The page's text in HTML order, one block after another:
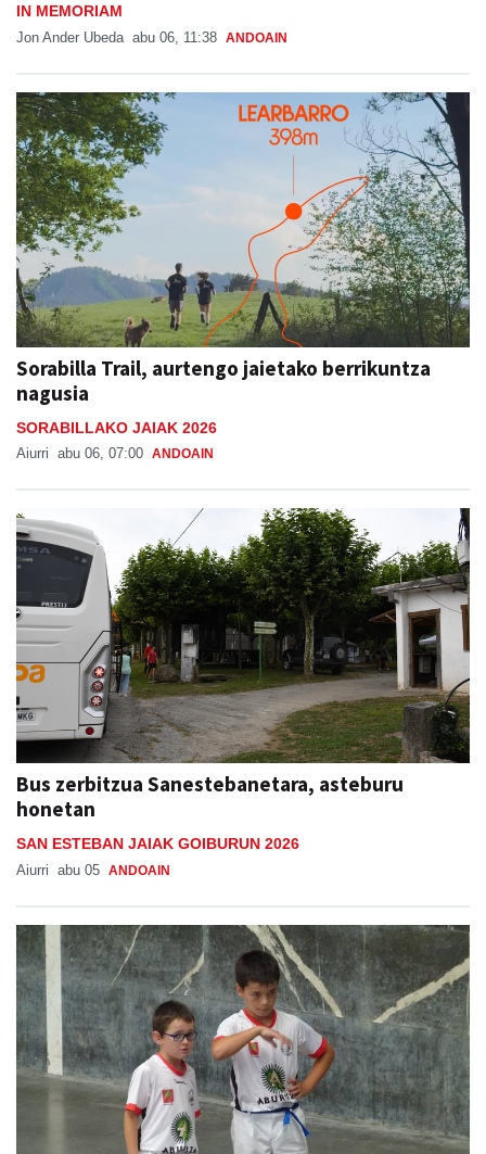
IN MEMORIAM
Jon Ander Ubeda abu 06, 11:38 ANDOAIN
Sorabilla Trail, aurtengo jaietako berrikuntza
nagusia
SORABILLAKO JAIAK 2026
Aiurri abu 06, 07:00 ANDOAIN
Bus zerbitzua Sanestebanetara, asteburu
honetan
SAN ESTEBAN JAIAK GOIBURUN 2026
Aiurri abu 05 ANDOAIN